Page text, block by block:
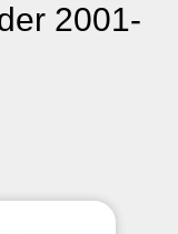
2001-